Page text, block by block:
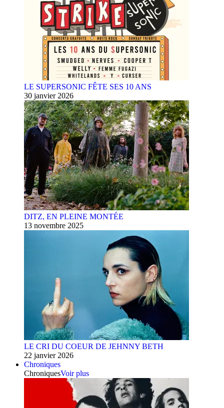
LE SUPERSONIC FÊTE SES 10 ANS
30 janvier 2026
DITZ, EN PLEINE MONTÉE
13 novembre 2025
LE CRI DU COEUR DE JEHNNY BETH
22 janvier 2026
Chroniques
ChroniquesVoir plus